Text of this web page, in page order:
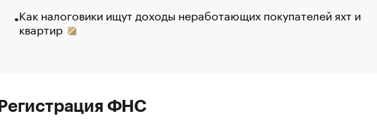
Как налоговики ищут доходы неработающих покупателей яхт и
квартир
Регистрация ФНС